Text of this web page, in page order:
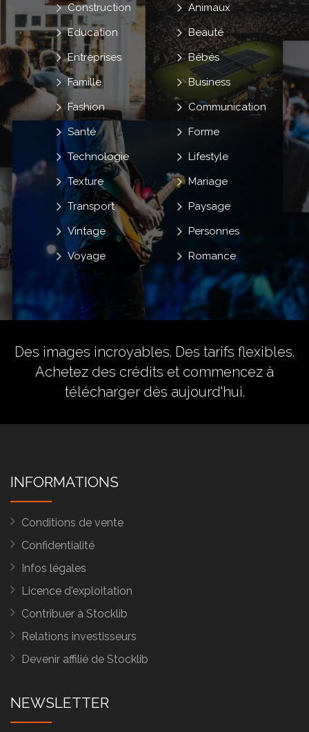
Animaux
Beauté
Bébés
Business
Communication
Construction
Education
Entreprises
Famille
Fashion
Forme
Lifestyle
Mariage
Paysage
Personnes
Romance
Santé
Technologie
Texture
Transport
Vintage
Voyage
Des images incroyables. Des tarifs flexibles.
Achetez des crédits et commencez à
télécharger dès aujourd'hui.
INFORMATIONS
Conditions de vente
Confidentialité
Infos légales
Licence d'exploitation
Contribuer à Stocklib
Relations investisseurs
Devenir affilié de Stocklib
NEWSLETTER